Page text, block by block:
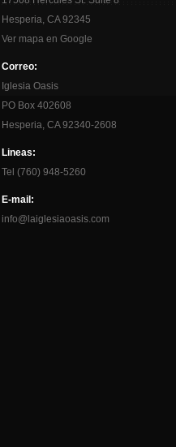
Hesperia, CA 92345
Ver mapa en Google
Correo:
Iglesia Oasis
PO Box 402608
Hesperia, CA 92340-2608
Lineas:
Tel (760) 948-5260
E-mail:
info@laiglesiaoasis.com